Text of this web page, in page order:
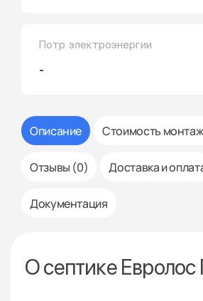
Потр. электроэнергии
-
Описание Стоимость
Отзывы (0) Доставка и
Документация
О септике